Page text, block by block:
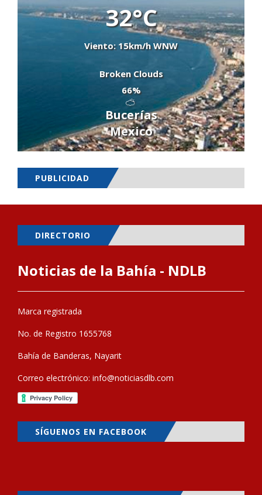
32°C
Viento: 15km/h WNW
Broken Clouds
66%
Bucerías
Mexico
PUBLICIDAD
DIRECTORIO
Noticias de la Bahía - NDLB
Marca registrada
No. de Registro 1655768
Bahía de Banderas, Nayarit
Correo electrónico: info@noticiasdlb.com
SÍGUENOS EN FACEBOOK